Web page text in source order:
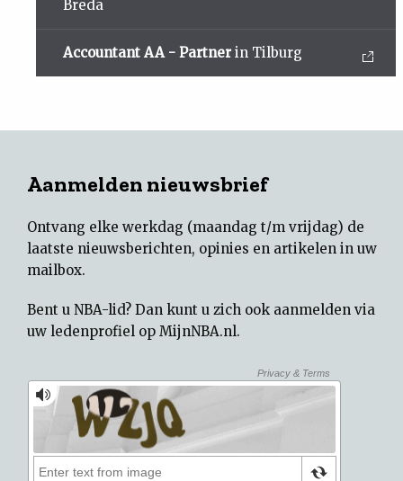
Breda
Accountant AA - Partner in Tilburg
Aanmelden nieuwsbrief
Ontvang elke werkdag (maandag t/m vrijdag) de
laatste nieuwsberichten, opinies en artikelen in uw
mailbox.
Bent u NBA-lid? Dan kunt u zich ook aanmelden via
uw ledenprofiel op MijnNBA.nl.